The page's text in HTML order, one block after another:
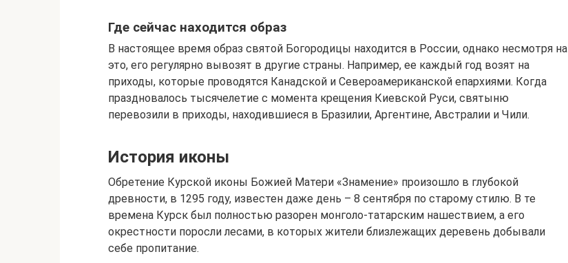
Где сейчас находится образ
В настоящее время образ святой Богородицы находится в России, однако несмотря на
это, его регулярно вывозят в другие страны. Например, ее каждый год возят на
приходы, которые проводятся Канадской и Североамериканской епархиями. Когда
праздновалось тысячелетие с момента крещения Киевской Руси, святыню
перевозили в приходы, находившиеся в Бразилии, Аргентине, Австралии и Чили.
История иконы
Обретение Курской иконы Божией Матери «Знамение» произошло в глубокой
древности, в 1295 году, известен даже день – 8 сентября по старому стилю. В те
времена Курск был полностью разорен монголо-татарским нашествием, а его
окрестности поросли лесами, в которых жители близлежащих деревень добывали
себе пропитание.